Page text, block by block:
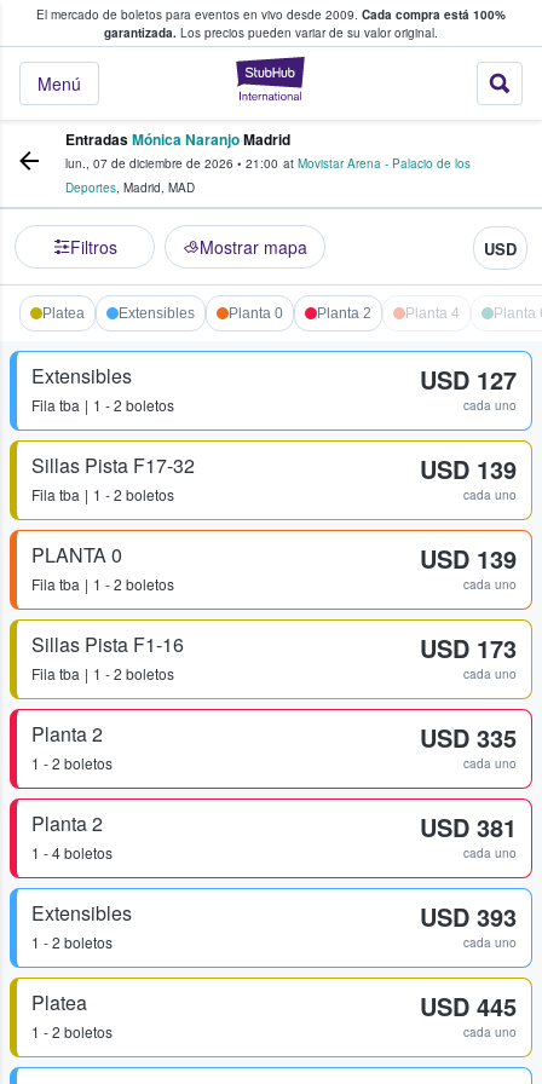
El mercado de boletos para eventos en vivo desde 2009. Cada compra está 100%
garantizada. Los precios pueden variar de su valor original.
StubHub: donde
Menú
fans compran y venden boletos
EntradasMónica NaranjoMadrid
lun., 07 de diciembre de 2026 • 21:00 at Movistar Arena - Palacio de los
Deportes, Madrid, MAD
Filtros Mostrar mapa USD
Platea Extensibles Planta 0 Planta 2 Planta 4 Planta
Extensibles
Fila tba 1 - 2 boletos
USD 127
cada uno
Sillas Pista F17-32
Fila tba 1 - 2 boletos
USD 139
cada uno
PLANTA 0
Fila tba 1 - 2 boletos
USD 139
cada uno
Sillas Pista F1-16
Fila tba 1 - 2 boletos
USD 173
cada uno
Planta 2
1 - 2 boletos
USD 335
cada uno
Planta 2
1 - 4 boletos
USD 381
cada uno
Extensibles
1 - 2 boletos
USD 393
cada uno
Platea
1 - 2 boletos
USD 445
cada uno